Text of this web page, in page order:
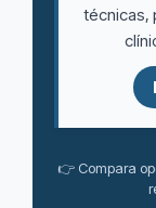
técnicas,
👉 Compara